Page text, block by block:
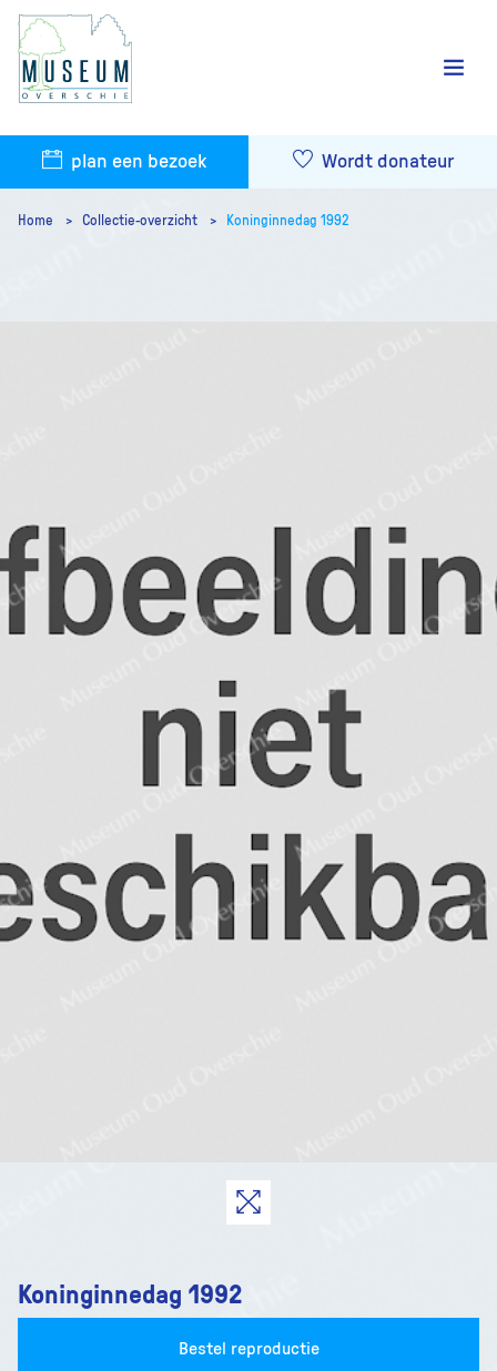
plan een bezoek Wordt donateur
Home Collectie-overzicht Koninginnedag 1992
Koninginnedag 1992
Bestel reproductie